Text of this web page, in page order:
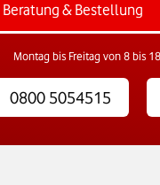
Beratung & Bestellung
Montag bis Freitag von 8 bis
0800 5054515